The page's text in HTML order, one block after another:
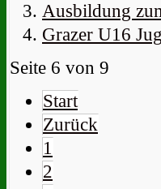
Ausbildung
Grazer U16
Seite 6 von 9
Start
Zurück
1
2